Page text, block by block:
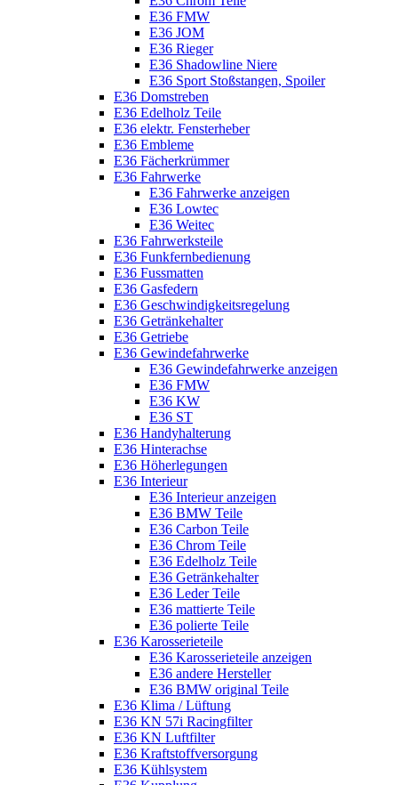
E36 FMW
E36 JOM
E36 Rieger
E36 Shadowline Niere
E36 Sport Stoßstangen, Spoiler
E36 Domstreben
E36 Edelholz Teile
E36 elektr. Fensterheber
E36 Embleme
E36 Fächerkrümmer
E36 Fahrwerke
E36 Fahrwerke anzeigen
E36 Lowtec
E36 Weitec
E36 Fahrwerksteile
E36 Funkfernbedienung
E36 Fussmatten
E36 Gasfedern
E36 Geschwindigkeitsregelung
E36 Getränkehalter
E36 Getriebe
E36 Gewindefahrwerke
E36 Gewindefahrwerke anzeigen
E36 FMW
E36 KW
E36 ST
E36 Handyhalterung
E36 Hinterachse
E36 Höherlegungen
E36 Interieur
E36 Interieur anzeigen
E36 BMW Teile
E36 Carbon Teile
E36 Chrom Teile
E36 Edelholz Teile
E36 Getränkehalter
E36 Leder Teile
E36 mattierte Teile
E36 polierte Teile
E36 Karosserieteile
E36 Karosserieteile anzeigen
E36 andere Hersteller
E36 BMW original Teile
E36 Klima / Lüftung
E36 KN 57i Racingfilter
E36 KN Luftfilter
E36 Kraftstoffversorgung
E36 Kühlsystem